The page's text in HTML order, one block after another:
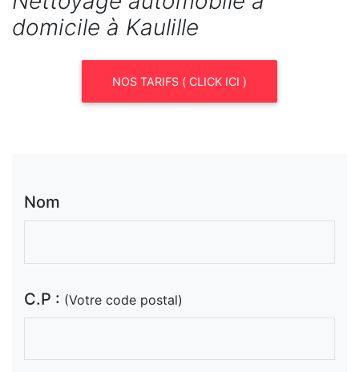
domicile à Kaulille
NOS TARIFS ( CLICK ICI )
Nom
C.P : (Votre code postal)